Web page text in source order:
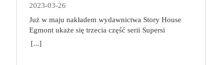
2023-03-26
Już w maju nakładem wydawnictwa Story House
Egmont ukaże się trzecia część serii Supersi
scenarzysty Frederic Maupome. Ten tom nosi tytuł
[...]